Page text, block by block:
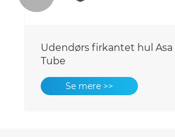
Udendørs firkantet hul Asa
Tube
Se mere >>